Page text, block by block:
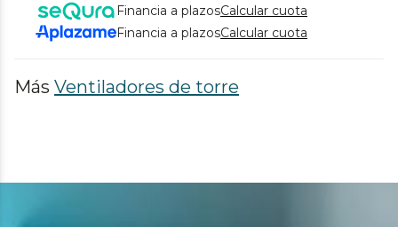
Financia a plazosCalcular cuota
Financia a plazosCalcular cuota
Más Ventiladores de torre